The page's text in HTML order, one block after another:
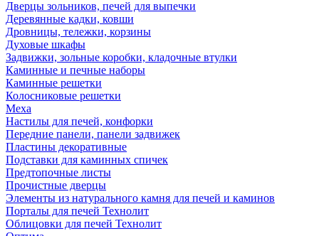
Дверцы зольников, печей для выпечки
Деревянные кадки, ковши
Дровницы, тележки, корзины
Духовые шкафы
Задвижки, зольные коробки, кладочные втулки
Каминные и печные наборы
Каминные решетки
Колосниковые решетки
Меха
Настилы для печей, конфорки
Передние панели, панели задвижек
Пластины декоративные
Подставки для каминных спичек
Предтопочные листы
Прочистные дверцы
Элементы из натурального камня для печей и каминов
Порталы для печей Технолит
Облицовки для печей Технолит